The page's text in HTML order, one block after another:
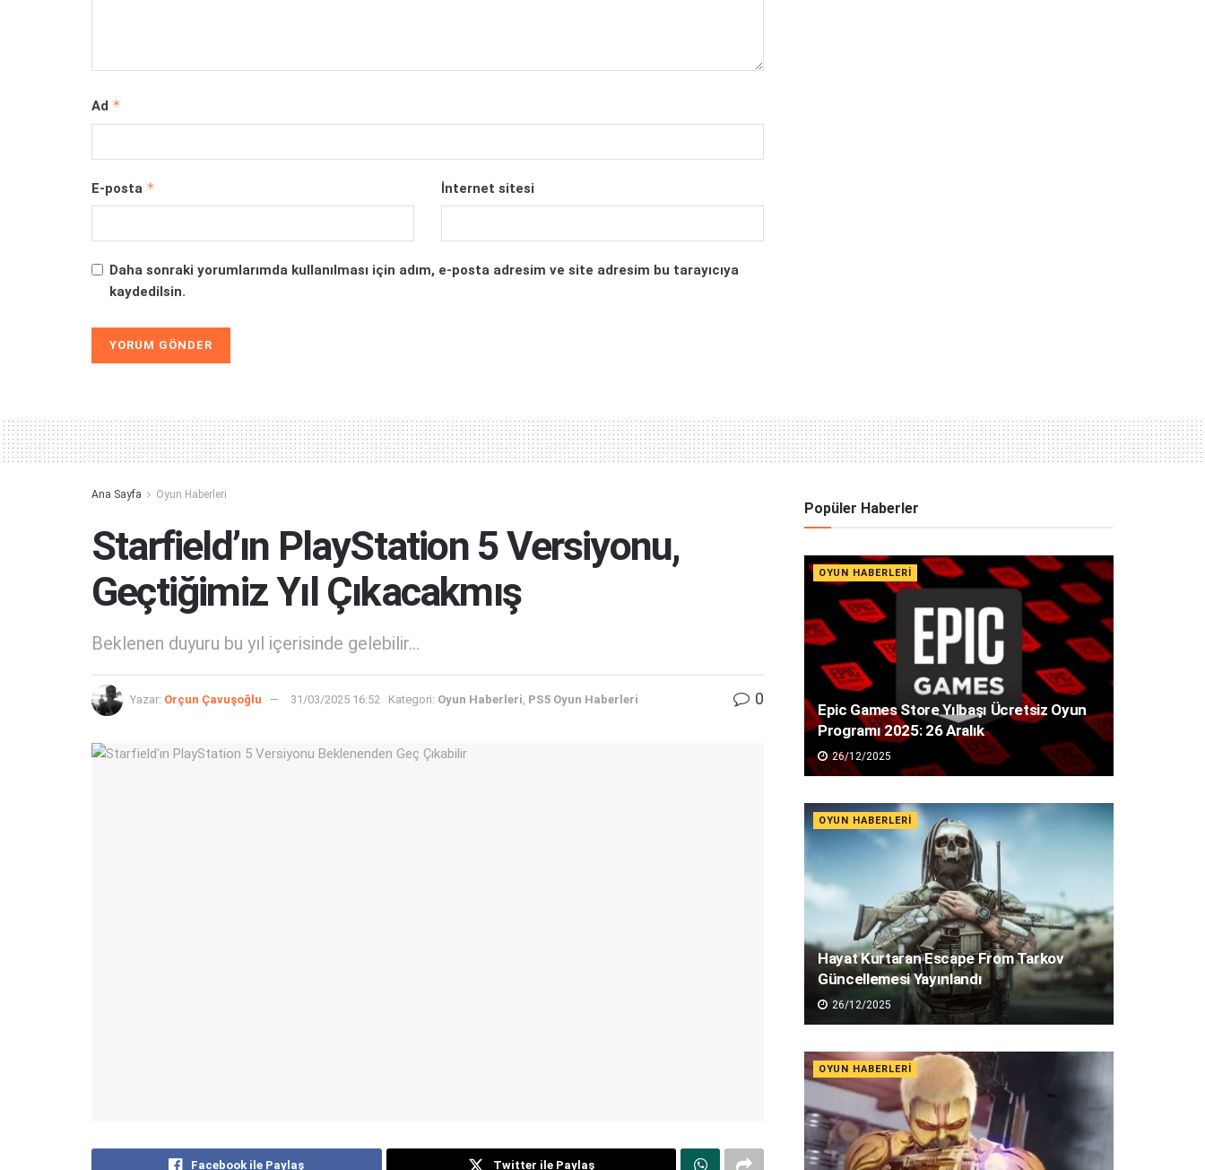
Ad *
E-posta * İnternet sitesi
Daha sonraki yorumlarımda kullanılması için adım, e-posta adresim ve site adresim bu tarayıcıya
kaydedilsin.
Ana Sayfa Oyun Haberleri
Starfield’ın PlayStation 5 Versiyonu,
Geçtiğimiz Yıl Çıkacakmış
Beklenen duyuru bu yıl içerisinde gelebilir...
Yazar: Orçun Çavuşoğlu 31/03/2025 16:52 Kategori: Oyun Haberleri PS5 Oyun Haberleri 0
Facebook ile Paylaş Twitter ile Paylaş
Popüler Haberler
OYUN HABERLERI
Epic Games Store Yılbaşı Ücretsiz Oyun
Programı 2025: 26 Aralık
26/12/2025
OYUN HABERLERI
Hayat Kurtaran Escape From Tarkov
Güncellemesi Yayınlandı
26/12/2025
OYUN HABERLERI